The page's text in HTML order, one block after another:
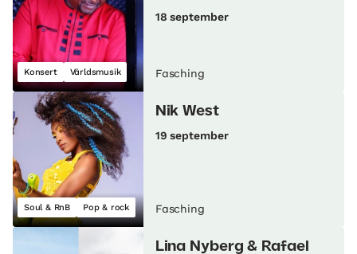
Konsert Världsmusik
18 september
Fasching
Soul & RnB Pop & rock
Nik West
19 september
Fasching
Lina Nyberg & Rafael